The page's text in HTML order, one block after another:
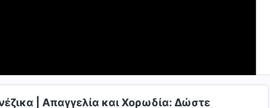
| Απαγγελία και Χορωδία: Δώστε